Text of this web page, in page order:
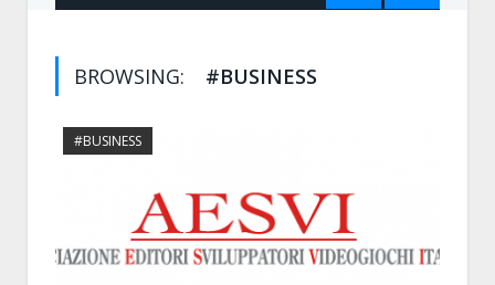
BROWSING: #BUSINESS
#BUSINESS